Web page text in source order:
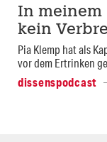
In meinem
kein
Pia Klemp hat als
vor dem Ertrinken
dissenspodcast